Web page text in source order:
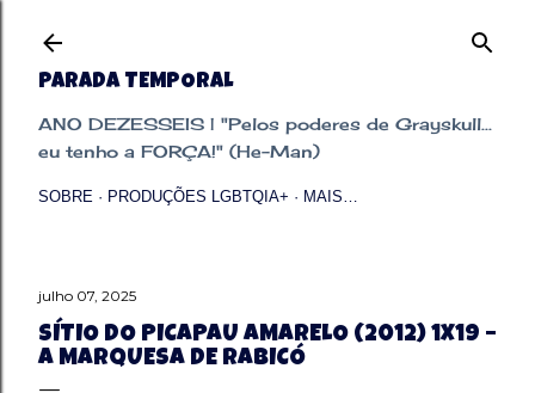
PARADA TEMPORAL
ANO DEZESSEIS | "Pelos poderes de Grayskull...
eu tenho a FORÇA!" (He-Man)
SOBRE PRODUÇÕES LGBTQIA+ MAIS…
julho 07, 2025
SÍTIO DO PICAPAU AMARELO (2012) 1X19 –
A MARQUESA DE RABICÓ